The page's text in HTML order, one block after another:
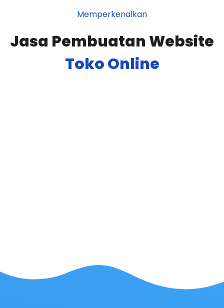
Memperkenalkan
Jasa Pembuatan Website
Toko Online